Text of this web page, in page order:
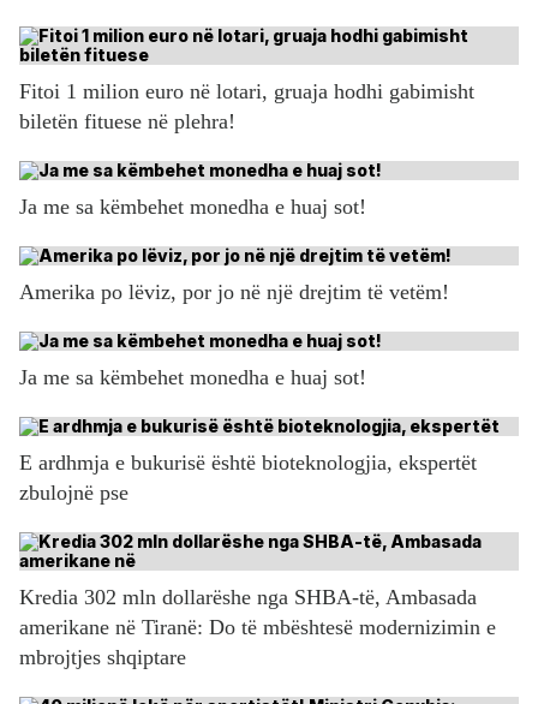
Fitoi 1 milion euro në lotari, gruaja hodhi gabimisht
biletën fituese në plehra!
Ja me sa këmbehet monedha e huaj sot!
Amerika po lëviz, por jo në një drejtim të vetëm!
Ja me sa këmbehet monedha e huaj sot!
E ardhmja e bukurisë është bioteknologjia, ekspertët
zbulojnë pse
Kredia 302 mln dollarëshe nga SHBA-të, Ambasada
amerikane në Tiranë: Do të mbështesë modernizimin e
mbrojtjes shqiptare